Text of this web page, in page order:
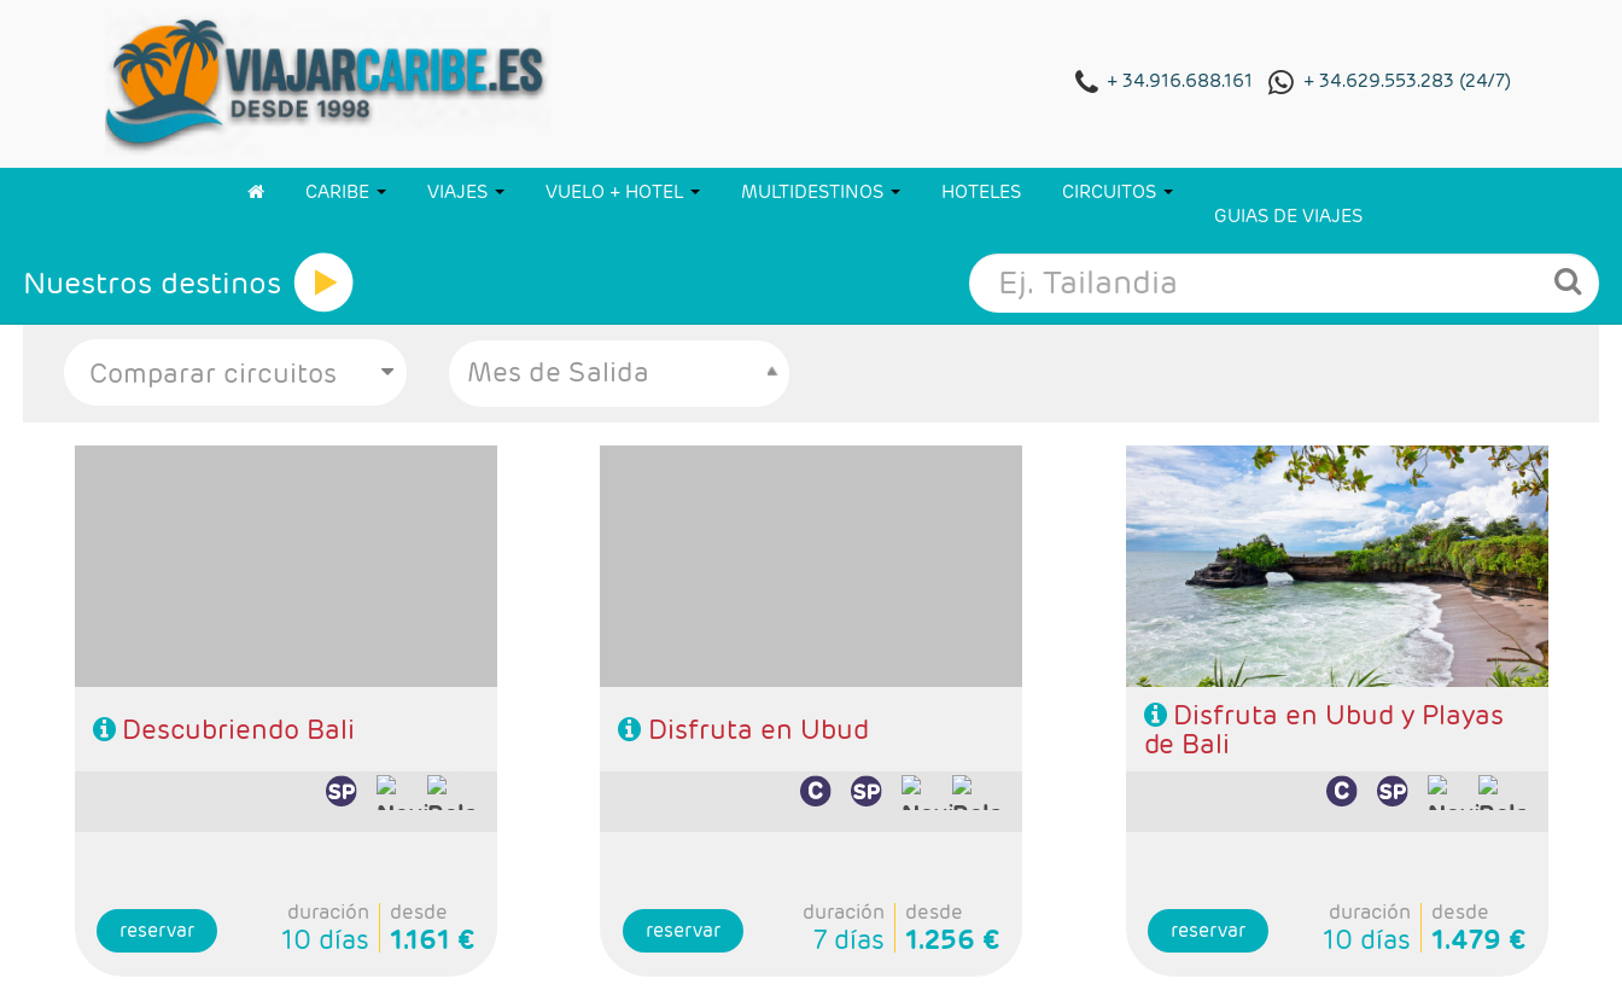
+ 34.916.688.161 + 34.629.553.283 (24/7)
CARIBE VIAJES VUELO + HOTEL MULTIDESTINOS HOTELES
CIRCUITOS
GUIAS DE VIAJES
Nuestros destinos
Mes de Salida
Descubriendo Bali
reservar
duración
10 días
desde
1.161 €
Disfruta en Ubud
reservar
duración
7 días
desde
1.256 €
- Salidas: Diarias
- Ruta: Ubud y playas de Bali
- Categoría hotelera: A elección del cliente
- Régimen: A elección del cliente
Disfruta en Ubud y Playas
de Bali
reservar
duración
10 días
desde
1.479 €